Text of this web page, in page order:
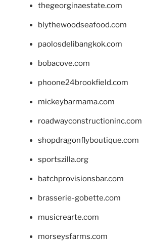
thegeorginaestate.com
blythewoodseafood.com
paolosdelibangkok.com
bobacove.com
phoone24brookfield.com
mickeybarmama.com
roadwayconstructioninc.com
shopdragonflyboutique.com
sportszilla.org
batchprovisionsbar.com
brasserie-gobette.com
musicrearte.com
morseysfarms.com